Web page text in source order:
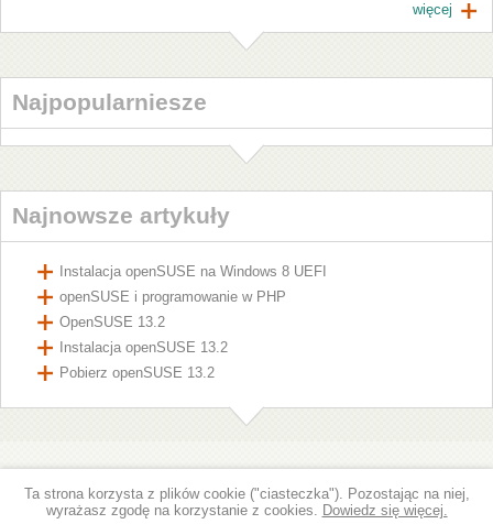
więcej
Najpopularniesze
Najnowsze artykuły
Instalacja openSUSE na Windows 8 UEFI
openSUSE i programowanie w PHP
OpenSUSE 13.2
Instalacja openSUSE 13.2
Pobierz openSUSE 13.2
Ta strona korzysta z plików cookie ("ciasteczka"). Pozostając na niej,
wyrażasz zgodę na korzystanie z cookies. Dowiedz się więcej.